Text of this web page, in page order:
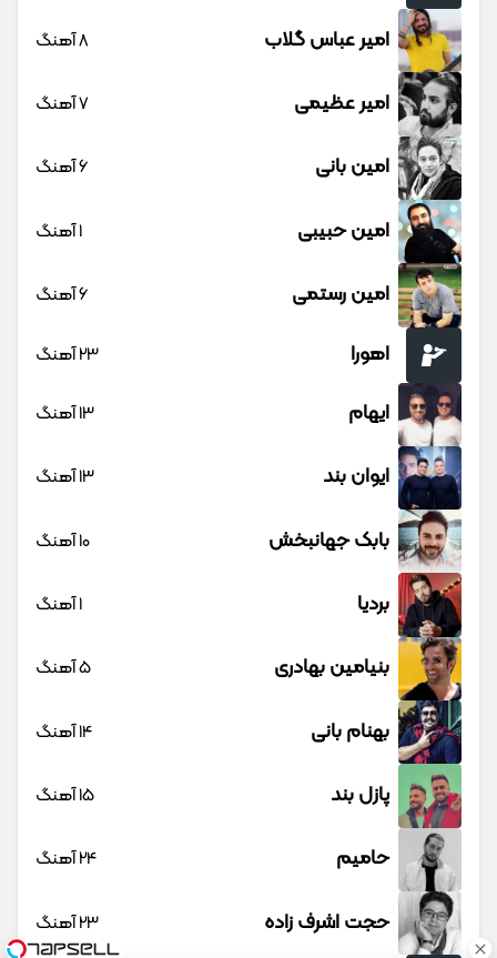
امیر عباس گلاب 8 آهنگ
امیر عظیمی 7 آهنگ
امین بانی 6 آهنگ
امین حبیبی 1 آهنگ
امین رستمی 6 آهنگ
اهورا 23 آهنگ
ایهام 13 آهنگ
ایوان بند 13 آهنگ
بابک جهانبخش 10 آهنگ
بردیا 1 آهنگ
بنیامین بهادری 5 آهنگ
بهنام بانی 14 آهنگ
پازل بند 15 آهنگ
حامیم 24 آهنگ
حجت اشرف زاده 23 آهنگ